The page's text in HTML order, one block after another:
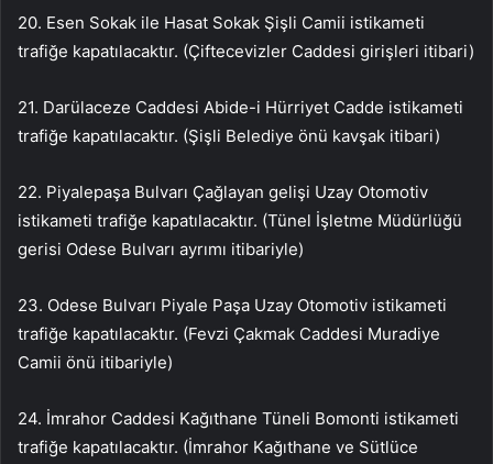
20. Esen Sokak ile Hasat Sokak Şişli Camii istikameti
trafiğe kapatılacaktır. (Çiftecevizler Caddesi girişleri itibari)
21. Darülaceze Caddesi Abide-i Hürriyet Cadde istikameti
trafiğe kapatılacaktır. (Şişli Belediye önü kavşak itibari)
22. Piyalepaşa Bulvarı Çağlayan gelişi Uzay Otomotiv
istikameti trafiğe kapatılacaktır. (Tünel İşletme Müdürlüğü
gerisi Odese Bulvarı ayrımı itibariyle)
23. Odese Bulvarı Piyale Paşa Uzay Otomotiv istikameti
trafiğe kapatılacaktır. (Fevzi Çakmak Caddesi Muradiye
Camii önü itibariyle)
24. İmrahor Caddesi Kağıthane Tüneli Bomonti istikameti
trafiğe kapatılacaktır. (İmrahor Kağıthane ve Sütlüce